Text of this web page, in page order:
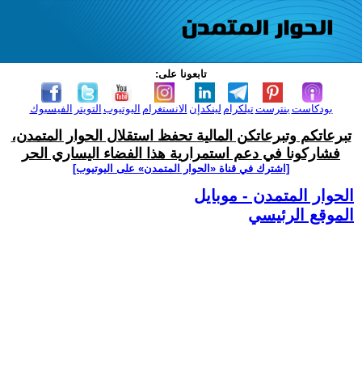
تابعونا على:
الفيسبوك التويتر اليوتيوب الانستغرام لينكدإن تيلكرامبنترست بودكاست
تبرعاتكم وتبرعاتكن المالية تحفظ استقلال الحوار المتمدن،
فشاركونا في دعم استمرارية هذا الفضاء اليساري الحر
[اشترك في قناة ‫«الحوار المتمدن» على اليوتيوب]
الحوار المتمدن - موبايل
الموقع الرئيسي